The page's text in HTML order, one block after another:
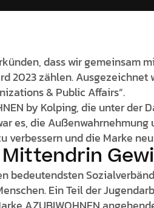
dass wir gemeinsam
2023 zählen.
& Public Affairs”.
by Kolping, die unter der
es, die
verbessern und die Marke
Mittendrin
bedeutendsten
Ein Teil der